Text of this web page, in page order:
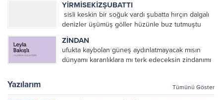
fırtına biçecektikhani gülendam dağların sevdası
üzerine ant içmiştikhani gülendam sevdanın
elinden tutup ağlamayacaktıkkırmızı...
YİRMİSEKİZŞUBATTI
sisli keskin bir soğuk vardı şubatta hırçın dalgalı
denizler üşümüş göller hüzünle buz tutmuştu
yırtılmıştı yirmisekizşubattı /post modern olsundu
zulüm çoğalsındı ve ezilsindi bütün inananlar/...
ZİNDAN
ufukta kaybolan güneş aydınlatmayacak mısın
dünyamı karanlıklara mı terk edeceksin zindanımı
Yazılarım Tümünü Göster